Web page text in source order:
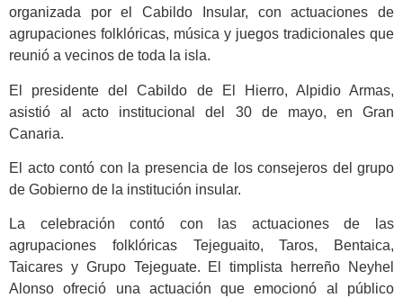
organizada por el Cabildo Insular, con actuaciones de
agrupaciones folklóricas, música y juegos tradicionales que
reunió a vecinos de toda la isla.
El presidente del Cabildo de El Hierro, Alpidio Armas,
asistió al acto institucional del 30 de mayo, en Gran
Canaria.
El acto contó con la presencia de los consejeros del grupo
de Gobierno de la institución insular.
La celebración contó con las actuaciones de las
agrupaciones folklóricas Tejeguaito, Taros, Bentaica,
Taicares y Grupo Tejeguate. El timplista herreño Neyhel
Alonso ofreció una actuación que emocionó al público